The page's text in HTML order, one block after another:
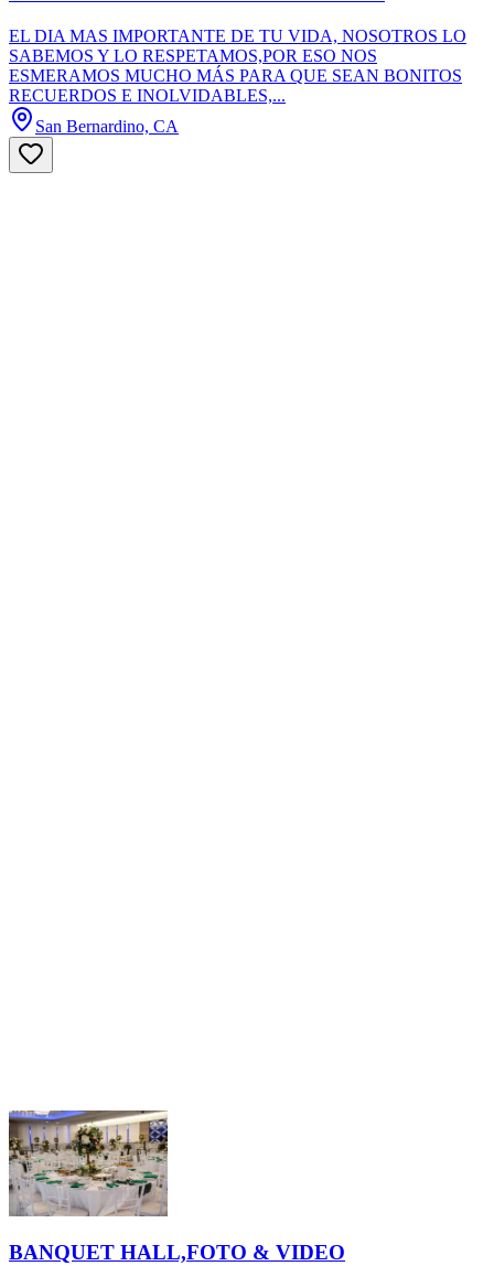
EL DIA MAS IMPORTANTE DE TU VIDA, NOSOTROS LO
SABEMOS Y LO RESPETAMOS,POR ESO NOS
ESMERAMOS MUCHO MÁS PARA QUE SEAN BONITOS
RECUERDOS E INOLVIDABLES,...
San Bernardino, CA
BANQUET HALL,FOTO & VIDEO